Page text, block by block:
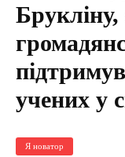
учених у
Я новатор